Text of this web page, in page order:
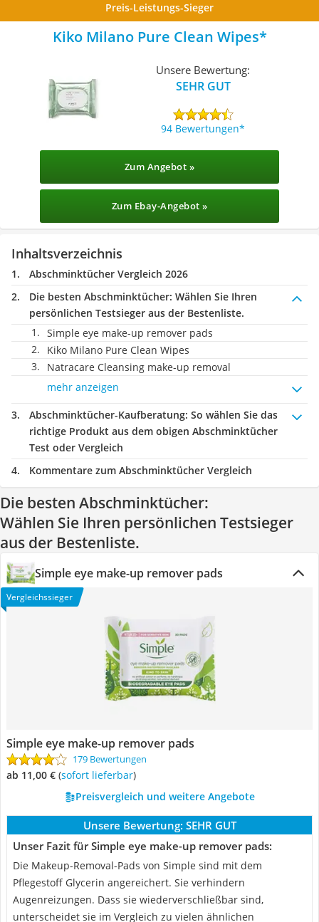
Preis-Leistungs-Sieger
Kiko Milano Pure Clean Wipes
Unsere Bewertung:
SEHR GUT
94 Bewertungen
Zum Angebot »
Zum Ebay-Angebot »
Inhaltsverzeichnis
Abschminktücher Vergleich 2026
Die besten Abschminktücher: Wählen Sie Ihren
persönlichen Testsieger aus der Bestenliste.
Simple eye make-up remover pads
Kiko Milano Pure Clean Wipes
Natracare Cleansing make-up removal
mehr anzeigen
Abschminktücher-Kaufberatung: So wählen Sie das
richtige Produkt aus dem obigen Abschminktücher
Test oder Vergleich
Kommentare zum Abschminktücher Vergleich
Die besten Abschminktücher:
Wählen Sie Ihren persönlichen Testsieger
aus der Bestenliste.
Simple eye make-up remover pads
Vergleichssieger
Simple eye make-up remover pads
179 Bewertungen
ab 11,00 € ( Sofort lieferbar)
Preisvergleich und weitere Angebote
Unsere Bewertung: SEHR GUT
Unser Fazit für Simple eye make-up remover pads:
Die Makeup-Removal-Pads von Simple sind mit dem
Pflegestoff Glycerin angereichert. Sie verhindern
Augenreizungen. Dass sie wiederverschließbar sind,
unterscheidet sie im Vergleich zu vielen ähnlichen